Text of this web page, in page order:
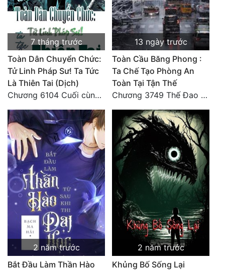
7 tháng trước
Toàn Dân Chuyển Chức:
Tử Linh Pháp Sư! Ta Tức
Là Thiên Tai (Dịch)
Chương 6104 Cuối cùng (HẾT)
13 ngày trước
Toàn Cầu Băng Phong :
Ta Chế Tạo Phòng An
Toàn Tại Tận Thế
Chương 3749 Thế Đao xuất kích
2 năm trước
Bắt Đầu Làm Thần Hào
2 năm trước
Khủng Bố Sống Lại